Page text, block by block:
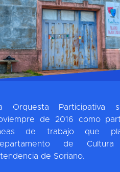
Orquesta Participativa
de 2016 como
de trabajo que
de
de Soriano.